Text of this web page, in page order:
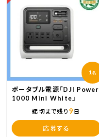
1 名
ポータブル電源「DJI Power
1000 Mini White」
締切まで残り 9 日
応募する